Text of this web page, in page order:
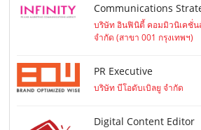
Communications
บริษัท อินฟินิตี้ คอมมิวนิเคชั่
จำกัด (สาขา 001 กรุงเทพฯ)
PR Executive
บริษัท บีโอดับเบิลยู จำกัด
Digital Content Editor